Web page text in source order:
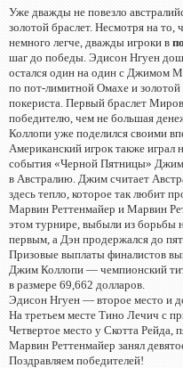
Уже дважды не повезло
золотой браслет. Несмотря на
немного легче, дважды игроки в
шаг до победы. Эдисон Нгуен
остался один на один с Джимом
по пот-лимитной Омахе и золотой
покериста. Первый браслет
победителю, чем не большая
Коллопи уже поделился своими
Американский игрок также играл
события «Черной Пятницы» Джим
в Австралию. Джим считает
здесь тепло, которое так любит
Марвин Реттенмайер и Марвин
этом турнире, выбыли из борьбы
первым, а Дэн продержался до
Призовые выплаты финалистов
Джим Коллопи — чемпионский
в размере 69,662 долларов.
Эдисон Нгуен — второе место и
На третьем месте Тино Лечич с
Четвертое место у Скотта Рейда,
Марвин Реттенмайер занял
Поздравляем победителей!